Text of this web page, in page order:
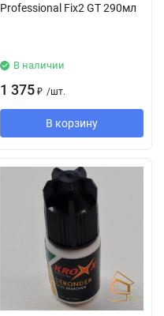
Professional Fix2 GT 290мл
В наличии
1 375 ₽ /шт.
В корзину